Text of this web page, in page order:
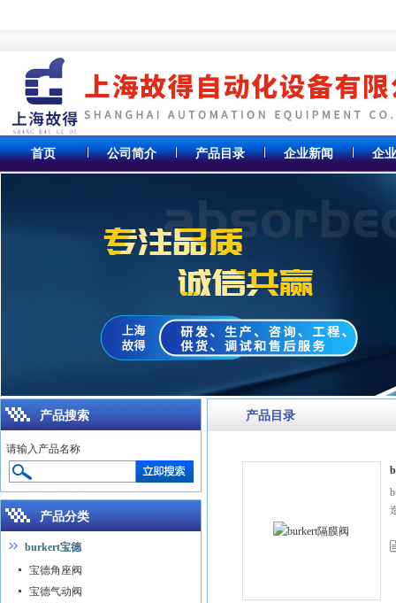
首页 公司简介 产品目录 企业新闻 企
产品目录
产品搜索
请输入产品名称
产品分类
burkert宝德
宝德角座阀
宝德气动阀